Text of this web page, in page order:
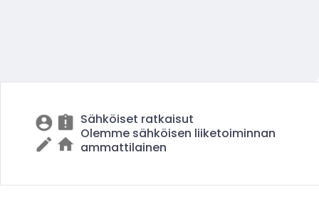
Sähköiset ratkaisut
Olemme sähköisen liiketoiminnan
ammattilainen